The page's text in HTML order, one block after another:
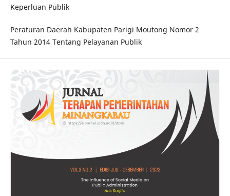
Keperluan Publik
Peraturan Daerah Kabupaten Parigi Moutong Nomor 2
Tahun 2014 Tentang Pelayanan Publik